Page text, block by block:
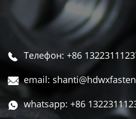
 Телефон: +86
 email:
 whatsapp: +86